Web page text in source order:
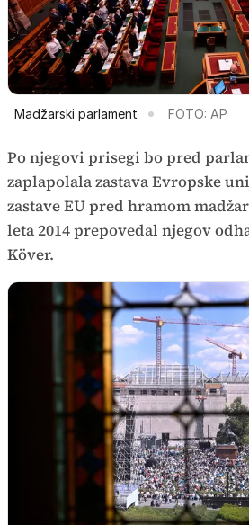
Madžarski parlament FOTO: AP
Po njegovi prisegi bo pred
zaplapolala zastava Evropske
zastave EU pred hramom
leta 2014 prepovedal njegov
Köver.